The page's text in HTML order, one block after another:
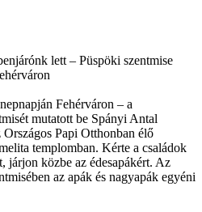
lett – Püspöki szentmise
Fehérváron – a
mutatott be Spányi Antal
Papi Otthonban élő
templomban. Kérte a családok
járjon közbe az édesapákért. Az
az apák és nagyapák egyéni